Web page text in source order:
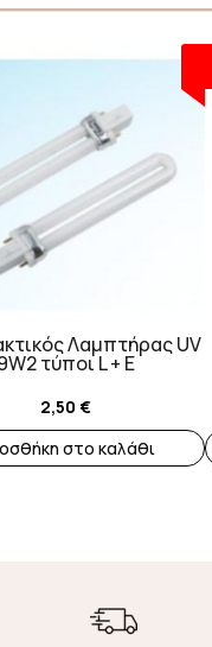
Λαμπτήρας UV
τύποι L + E
2,50 €
στο καλάθι